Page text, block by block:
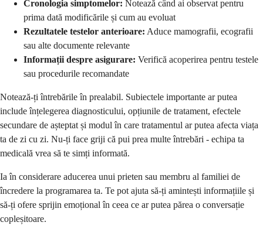
Cronologia simptomelor: Notează când ai observat pentru
prima dată modificările și cum au evoluat
Rezultatele testelor anterioare: Aduce mamografii, ecografii
sau alte documente relevante
Informații despre asigurare: Verifică acoperirea pentru testele
sau procedurile recomandate
Notează-ți întrebările în prealabil. Subiectele importante ar putea
include înțelegerea diagnosticului, opțiunile de tratament, efectele
secundare de așteptat și modul în care tratamentul ar putea afecta viața
ta de zi cu zi. Nu-ți face griji că pui prea multe întrebări - echipa ta
medicală vrea să te simți informată.
Ia în considerare aducerea unui prieten sau membru al familiei de
încredere la programarea ta. Te pot ajuta să-ți amintești informațiile și
să-ți ofere sprijin emoțional în ceea ce ar putea părea o conversație
copleșitoare.